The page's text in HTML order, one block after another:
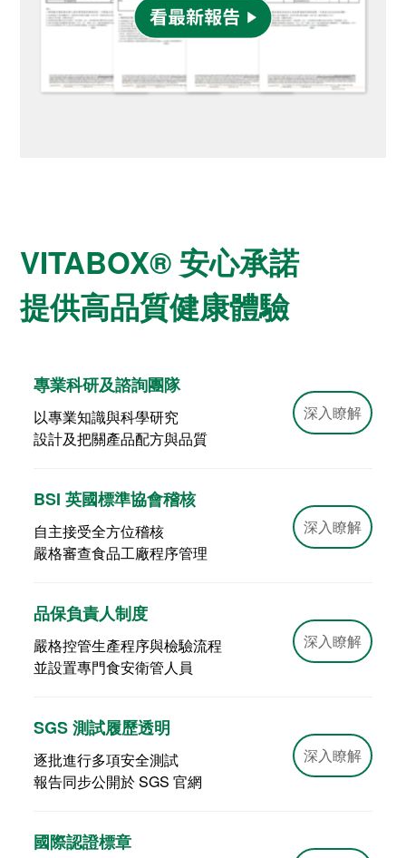
VITABOX® 安心承諾
提供高品質健康體驗
專業科研及諮詢團隊
以專業知識與科學研究
設計及把關產品配方與品質
深入瞭解
BSI 英國標準協會稽核
自主接受全方位稽核
嚴格審查食品工廠程序管理
深入瞭解
品保負責人制度
嚴格控管生產程序與檢驗流程
並設置專門食安衛管人員
深入瞭解
SGS 測試履歷透明
逐批進行多項安全測試
報告同步公開於 SGS 官網
深入瞭解
國際認證標章